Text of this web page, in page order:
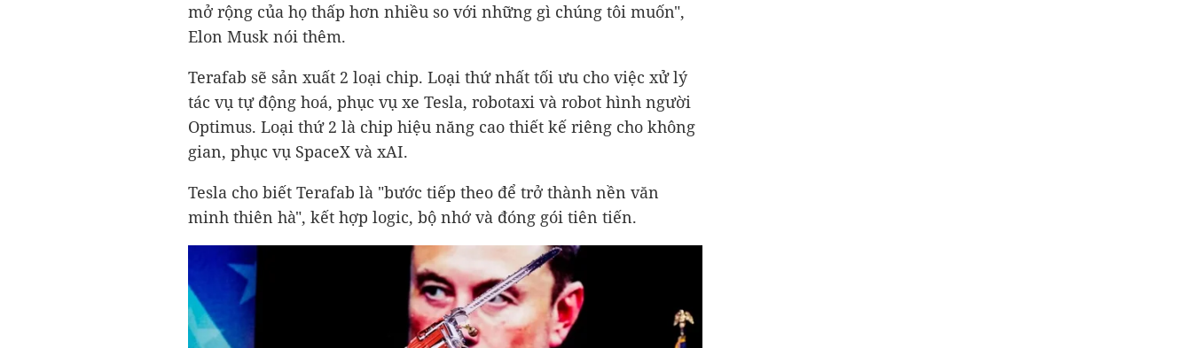
mở rộng của họ thấp hơn nhiều so với những gì chúng tôi muốn",
Elon Musk nói thêm.
Terafab sẽ sản xuất 2 loại chip. Loại thứ nhất tối ưu cho việc xử lý
tác vụ tự động hoá, phục vụ xe Tesla, robotaxi và robot hình người
Optimus. Loại thứ 2 là chip hiệu năng cao thiết kế riêng cho không
gian, phục vụ SpaceX và xAI.
Tesla cho biết Terafab là "bước tiếp theo để trở thành nền văn
minh thiên hà", kết hợp logic, bộ nhớ và đóng gói tiên tiến.